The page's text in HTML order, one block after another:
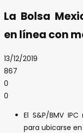
La Bolsa
en línea con
13/12/2019
867
0
0
El S&P/BMV
para ubicarse